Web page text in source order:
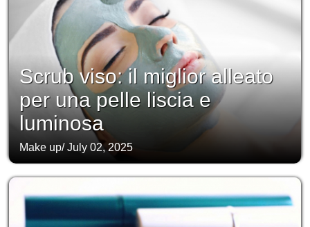
Scrub viso: il miglior alleato
per una pelle liscia e
luminosa
Make up/July 02, 2025